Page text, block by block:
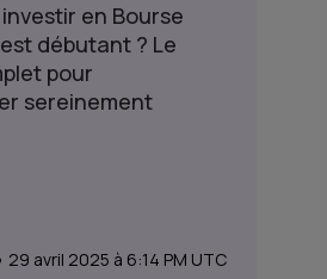
en Bourse
débutant ? Le
pour
sereinement
29 avril 2025 à 6:14 PM UTC